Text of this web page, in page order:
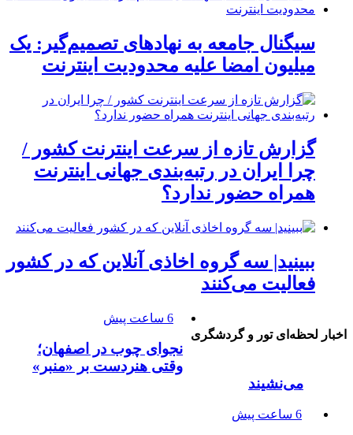
سیگنال جامعه به نهادهای تصمیم‌گیر: یک
میلیون امضا علیه محدودیت اینترنت
گزارش تازه از سرعت اینترنت کشور /
چرا ایران در رتبه‌بندی جهانی اینترنت
همراه حضور ندارد؟
ببینید| سه گروه اخاذی آنلاین که در کشور
فعالیت می‌کنند
اخبار لحظه‌ای تور و گردشگری
6 ساعت پیش
نجوای چوب در اصفهان؛
وقتی هنردست بر «منبر»
می‌نشیند
6 ساعت پیش